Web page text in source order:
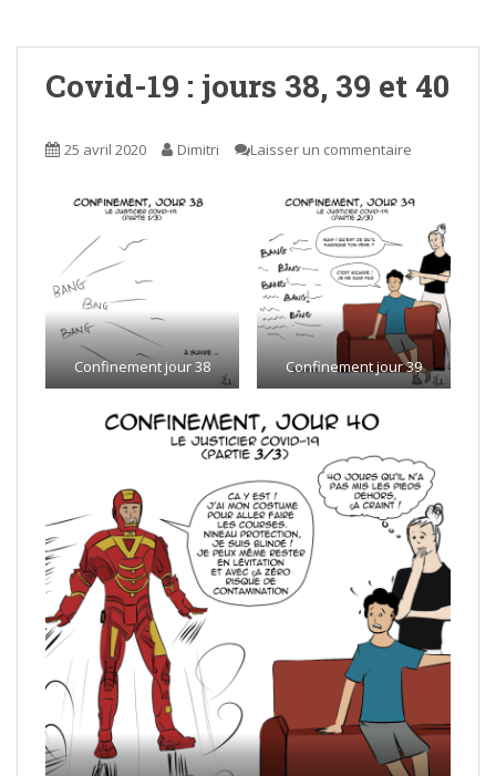
Covid-19 : jours 38, 39 et 40
25 avril 2020 Dimitri Laisser un commentaire
Confinement jour 38 Confinement jour 39